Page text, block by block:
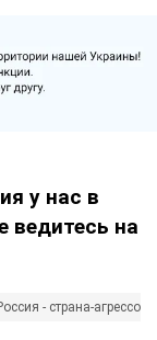
у нас в
ведитесь на
- страна-агрессор